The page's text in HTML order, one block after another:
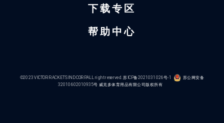
下载专区
帮助中心
©2023 VICTOR RACKETS IND CORP.ALL right reserved.苏ICP备2021031026号-1 苏公网安备
32010602010935号 威克多体育用品有限公司版权所有